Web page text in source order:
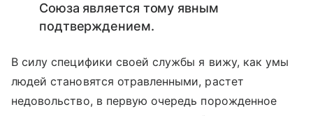
Союза является тому явным
подтверждением.
В силу специфики своей службы я вижу, как умы
людей становятся отравленными, растет
недовольство, в первую очередь порожденное